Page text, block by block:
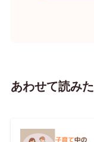
あわせて読み